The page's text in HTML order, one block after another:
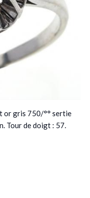
or gris 750/°° sertie
Tour de doigt : 57.